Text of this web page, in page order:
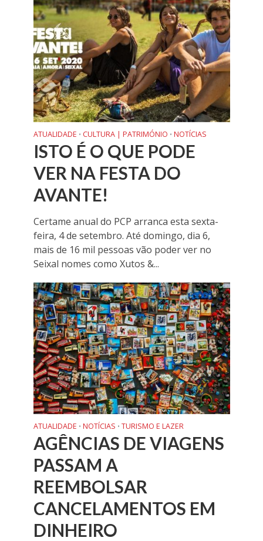
ATUALIDADE • CULTURA | PATRIMÓNIO • NOTÍCIAS
ISTO É O QUE PODE
VER NA FESTA DO
AVANTE!
Certame anual do PCP arranca esta sexta-
feira, 4 de setembro. Até domingo, dia 6,
mais de 16 mil pessoas vão poder ver no
Seixal nomes como Xutos &...
ATUALIDADE • NOTÍCIAS • TURISMO E LAZER
AGÊNCIAS DE VIAGENS
PASSAM A
REEMBOLSAR
CANCELAMENTOS EM
DINHEIRO